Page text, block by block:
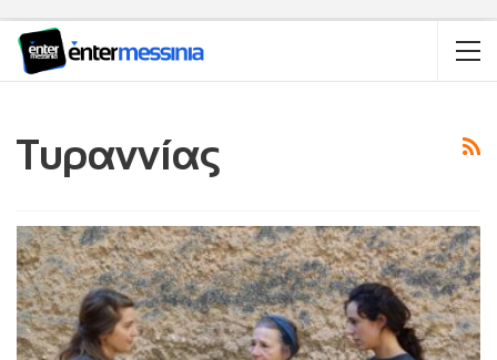
Τυραννίας